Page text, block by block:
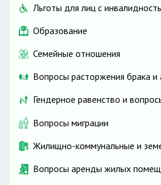
Льготы для лиц с
Образование
Семейные отношения
Вопросы расторжения брака и
Гендерное равенство и
Вопросы миграции
Жилищно-коммунальные и
Вопросы аренды жилых